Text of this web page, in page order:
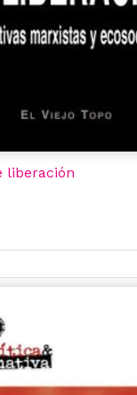
liberación